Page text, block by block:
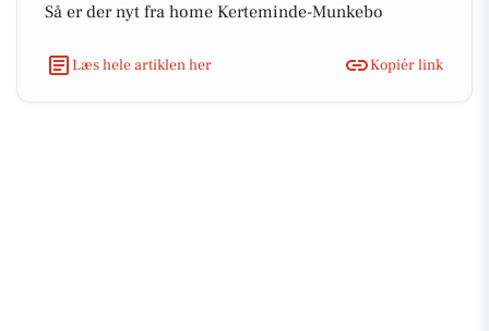
Så er der nyt fra home Kerteminde-Munkebo
Læs hele artiklen her Kopiér link